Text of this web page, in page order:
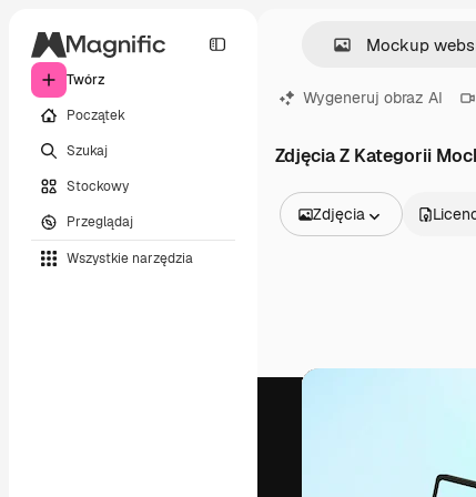
Twórz
Początek
Szukaj
Stockowy
Przeglądaj
Wszystkie narzędzia
Wygeneruj obraz AI
Zdjęcia Z Kategorii
Zdjęcia
Filmy